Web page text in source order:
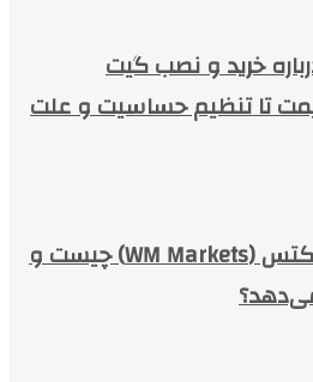
خرید و نصب گیت
تا تنظیم حساسیت و علت
بروکر دبلیو ام مارکتس (WM Markets) چیست و